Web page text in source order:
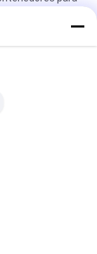
el candado